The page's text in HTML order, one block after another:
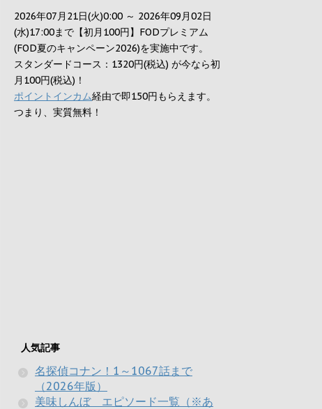
2026年07月21日(火)0:00 ～ 2026年09月02日
(水)17:00まで【初月100円】FODプレミアム
(FOD夏のキャンペーン2026)を実施中です。
スタンダードコース：1320円(税込) が今なら初
月100円(税込)！
ポイントインカム経由で即150円もらえます。
つまり、実質無料！
人気記事
名探偵コナン！1～1067話まで
（2026年版）
美味しんぼ エピソード一覧（※あ